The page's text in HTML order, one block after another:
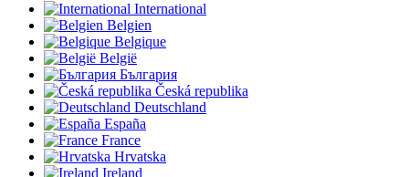
International
Belgien
Belgique
België
България
Česká republika
Deutschland
España
France
Hrvatska
Ireland